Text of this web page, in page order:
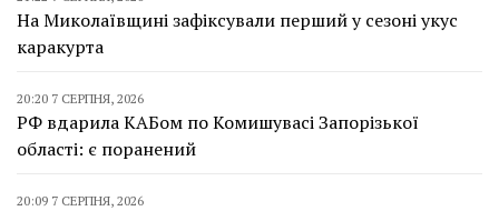
На Миколаївщині зафіксували перший у сезоні укус
каракурта
20:20 7 СЕРПНЯ, 2026
РФ вдарила КАБом по Комишувасі Запорізької
області: є поранений
20:09 7 СЕРПНЯ, 2026